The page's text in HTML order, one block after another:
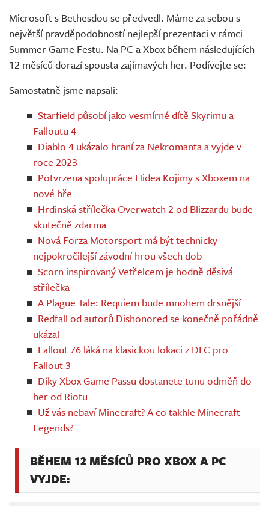
Živě
Microsoft s Bethesdou se předvedl. Máme za sebou s
největší pravděpodobností nejlepší prezentaci v rámci
Summer Game Festu. Na PC a Xbox během následujících
12 měsíců dorazí spousta zajímavých her. Podívejte se:
Samostatně jsme napsali:
Starfield působí jako vesmírné dítě Skyrimu a
Falloutu 4
Diablo 4 ukázalo hraní za Nekromanta a vyjde v
roce 2023
Potvrzena spolupráce Hidea Kojimy s Xboxem na
nové hře
Hrdinská střílečka Overwatch 2 od Blizzardu bude
skutečně zdarma
Nová Forza Motorsport má být technicky
nejpokročilejší závodní hrou všech dob
Scorn inspirovaný Vetřelcem je hodně děsivá
střílečka
A Plague Tale: Requiem bude mnohem drsnější
Redfall od autorů Dishonored se konečně pořádně
ukázal
Fallout 76 láká na klasickou lokaci z DLC pro
Fallout 3
Díky Xbox Game Passu dostanete tunu odměň do
her od Riotu
Už vás nebaví Minecraft? A co takhle Minecraft
Legends?
BĚHEM 12 MĚSÍCŮ PRO XBOX A PC
VYJDE: